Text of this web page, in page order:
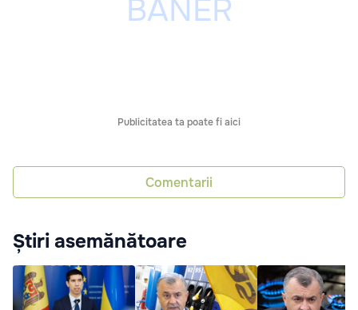
Publicitatea ta poate fi aici
Comentarii
Știri asemănătoare